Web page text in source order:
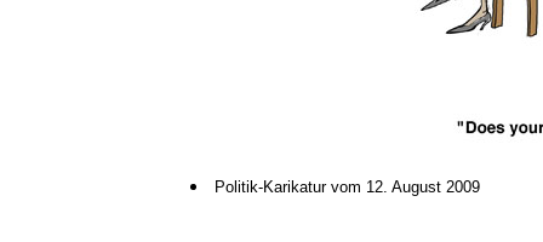
Politik-Karikatur vom 12. August 2009